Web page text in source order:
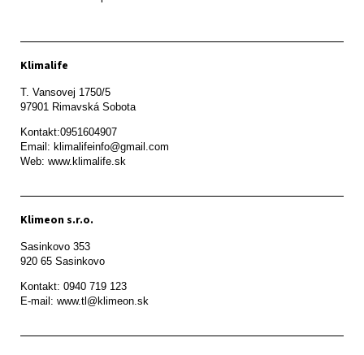
Klimalife
T. Vansovej 1750/5
97901 Rimavská Sobota
Kontakt:0951604907
Email: klimalifeinfo@gmail.com
Web: www.klimalife.sk
Klimeon s.r.o.
Sasinkovo 353
920 65 Sasinkovo
Kontakt: 0940 719 123
E-mail: www.tl@klimeon.sk